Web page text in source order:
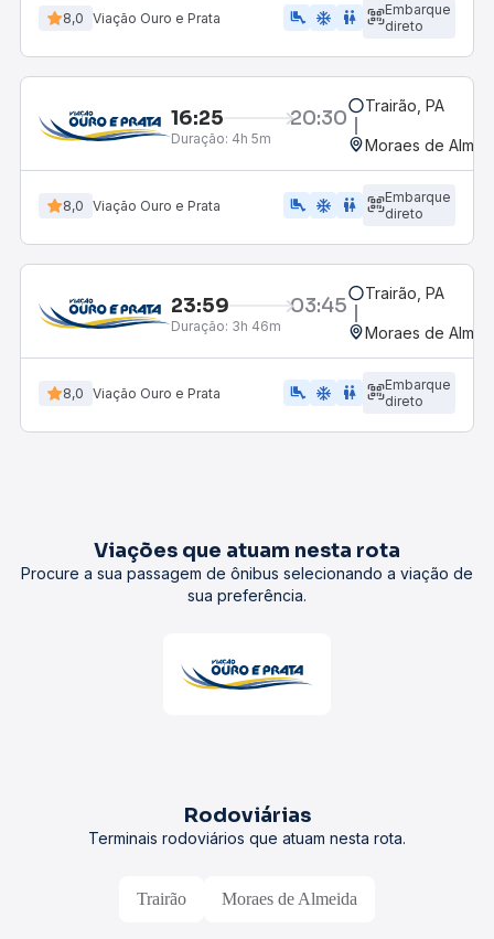
8,0 Viação Ouro e Prata airline_seat_legroom_extra ac_unit WC
Embarque
direto
16:25 20:30
Duração: 4h 5m
Trairão, PA
Moraes de
8,0 Viação Ouro e Prata airline_seat_legroom_extra ac_unit WC
Embarque
direto
23:59 03:45
Duração: 3h 46m
Trairão, PA
Moraes de
8,0 Viação Ouro e Prata airline_seat_legroom_extra ac_unit WC
Embarque
direto
Viações que atuam nesta rota
Procure a sua passagem de ônibus selecionando a viação de
sua preferência.
Rodoviárias
Terminais rodoviários que atuam nesta rota.
Trairão Moraes de Almeida